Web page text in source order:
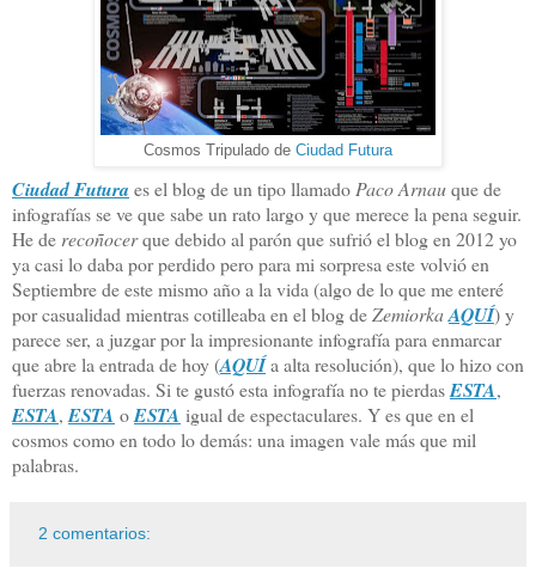
Cosmos Tripulado de Ciudad Futura
Ciudad Futura es el blog de un tipo llamado Paco Arnauque de
infografías se ve que sabe un rato largo y que merece la pena seguir.
He de recoñocerque debido al parón que sufrió el blog en 2012 yo
ya casi lo daba por perdido pero para mi sorpresa este volvió en
Septiembre de este mismo año a la vida (algo de lo que me enteré
por casualidad mientras cotilleaba en el blog deZemiorkaAQUÍ) y
parece ser, a juzgar por la impresionante infografía para enmarcar
que abre la entrada de hoy (AQUÍa alta resolución), que lo hizo con
fuerzas renovadas. Si te gustó esta infografía no te pierdasESTA,
ESTA, ESTA oESTA igual de espectaculares. Y es que en el
cosmos como en todo lo demás: una imagen vale más que mil
palabras.
2 comentarios: